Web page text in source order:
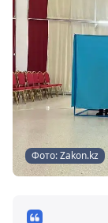
Фото: Zakon.kz